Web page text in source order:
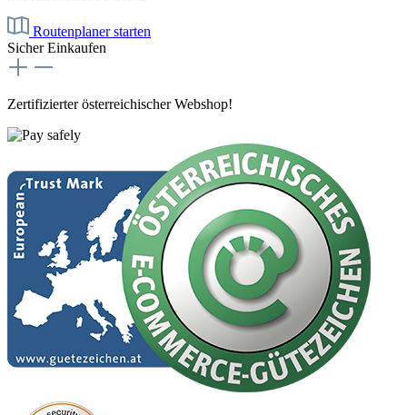
Routenplaner starten
Sicher Einkaufen
Zertifizierter österreichischer Webshop!